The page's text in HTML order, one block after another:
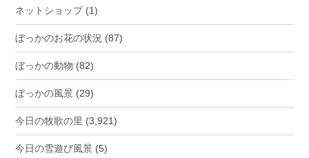
ネットショップ (1)
ぼっかのお花の状況 (87)
ぼっかの動物 (82)
ぼっかの風景 (29)
今日の牧歌の里 (3,921)
今日の雪遊び風景 (5)